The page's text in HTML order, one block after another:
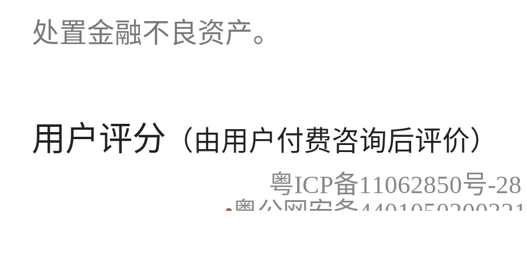
处置金融不良资产。
用户评分 （由用户付费咨询后评价）
粤ICP备11062850号-28
粤公网安备